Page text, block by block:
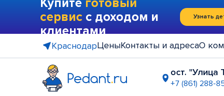
Купите готовый
сервис с доходом и
клиентами
Узнать
КраснодарЦеныКонтакты и адресаО
ост. "Улица
+7 (861) 288-